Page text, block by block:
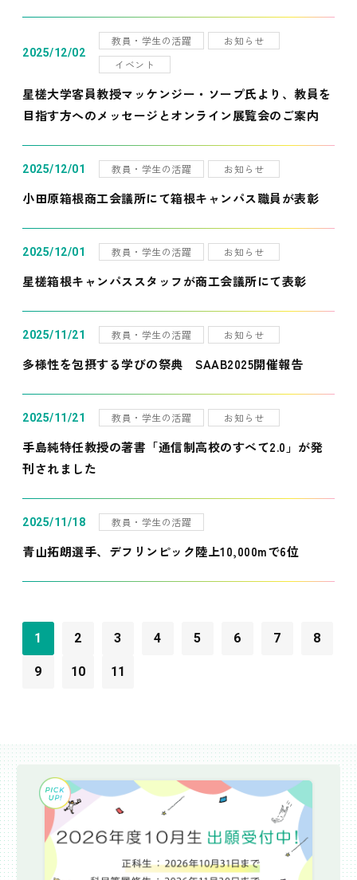
2025/12/02
教員・学生の活躍
お知らせ
イベント
星槎大学客員教授マッケンジー・ソープ氏より、教員を
目指す方へのメッセージとオンライン展覧会のご案内
2025/12/01 教員・学生の活躍 お知らせ
小田原箱根商工会議所にて箱根キャンパス職員が表彰
2025/12/01 教員・学生の活躍 お知らせ
星槎箱根キャンパススタッフが商工会議所にて表彰
2025/11/21 教員・学生の活躍 お知らせ
多様性を包摂する学びの祭典 SAAB2025開催報告
2025/11/21 教員・学生の活躍 お知らせ
手島純特任教授の著書「通信制高校のすべて2.0」が発
刊されました
2025/11/18 教員・学生の活躍
青山拓朗選手、デフリンピック陸上10,000mで6位
1 2 3 4 5 6 7 8
9 10 11